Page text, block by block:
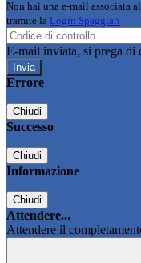
Non hai una e-mail associata
tramite la Login Spaggiari
E-mail inviata, si prega di
Errore
Chiudi
Successo
Chiudi
Informazione
Chiudi
Attendere...
Attendere il